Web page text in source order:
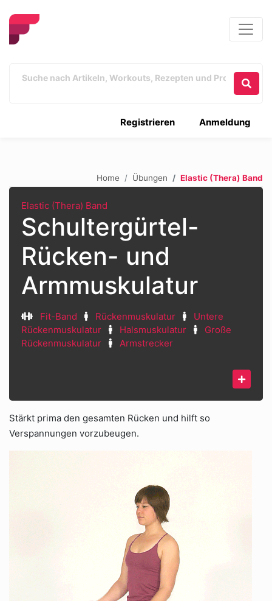
Anmeldung
Registrieren
Home Übungen Elastic (Thera) Band
Elastic (Thera) Band
Schultergürtel-
Rücken- und
Armmuskulatur
Fit-Band Rückenmuskulatur
Untere
Rückenmuskulatur
Halsmuskulatur
Große
Rückenmuskulatur
Armstrecker
Stärkt prima den gesamten Rücken und hilft so
Verspannungen vorzubeugen.